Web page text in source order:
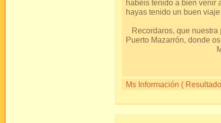
habéis tenido a bien venir
hayas tenido un buen
Recordaros, que nuestra
Puerto
Mil
Ms Información (